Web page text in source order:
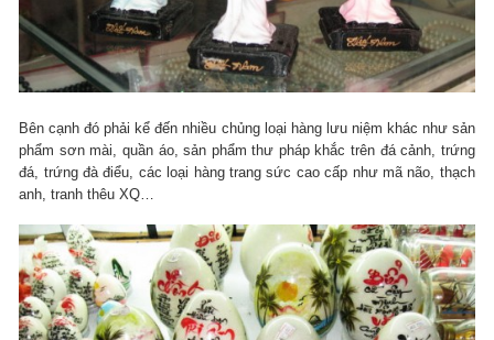
Bên cạnh đó phải kể đến nhiều chủng loại hàng lưu niệm khác như sản
phẩm sơn mài, quần áo, sản phẩm thư pháp khắc trên đá cảnh, trứng
đá, trứng đà điểu, các loại hàng trang sức cao cấp như mã não, thạch
anh, tranh thêu XQ…